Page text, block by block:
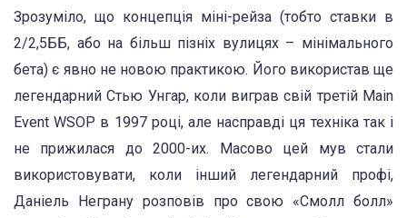
Зрозуміло, що концепція міні-рейза (тобто ставки в
2/2,5ББ, або на більш пізніх вулицях – мінімального
бета) є явно не новою практикою. Його використав ще
легендарний Стью Унгар, коли виграв свій третій Main
Event WSOP в 1997 році, але насправді ця техніка так і
не прижилася до 2000-их. Масово цей мув стали
використовувати, коли інший легендарний профі,
Даніель Неграну розповів про свою «Смолл болл»